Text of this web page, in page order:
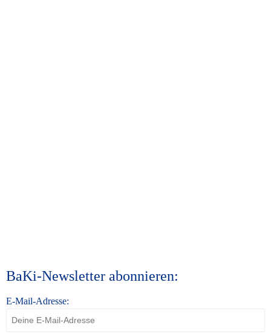
BaKi-Newsletter abonnieren:
E-Mail-Adresse: